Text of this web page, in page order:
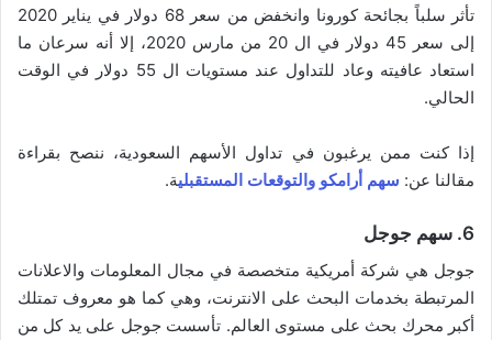
تأثر سلباً بجائحة كورونا وانخفض من سعر 68 دولار في يناير 2020
إلى سعر 45 دولار في ال 20 من مارس 2020، إلا أنه سرعان ما
استعاد عافيته وعاد للتداول عند مستويات ال 55 دولار في الوقت
الحالي.
إذا كنت ممن يرغبون في تداول الأسهم السعودية، ننصح بقراءة
مقالنا عن: سهم أرامكو والتوقعات المستقبلية.
6. سهم جوجل
جوجل هي شركة أمريكية متخصصة في مجال المعلومات والاعلانات
المرتبطة بخدمات البحث على الانترنت، وهي كما هو معروف تمتلك
أكبر محرك بحث على مستوى العالم. تأسست جوجل على يد كل من